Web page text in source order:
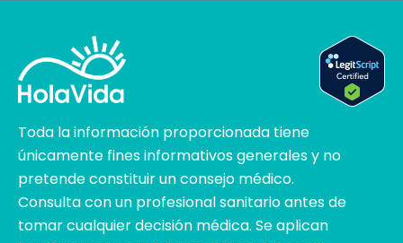
Toda la información proporcionada tiene
únicamente fines informativos generales y no
pretende constituir un consejo médico.
Consulta con un profesional sanitario antes de
tomar cualquier decisión médica. Se aplican